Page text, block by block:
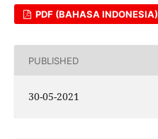
PDF (BAHASA INDONESIA)
PUBLISHED
30-05-2021